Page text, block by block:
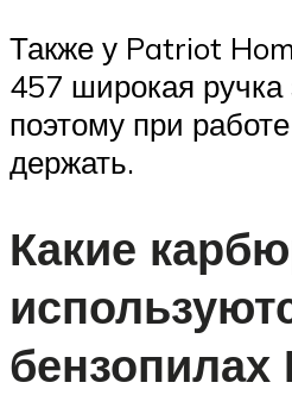
Также у Patriot
457 широкая ручка
поэтому при
держать.
Какие
бензопилах